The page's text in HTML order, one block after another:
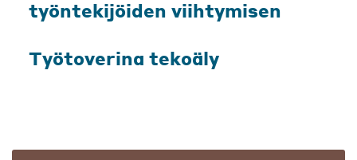
työntekijöiden viihtymisen
Työtoverina tekoäly